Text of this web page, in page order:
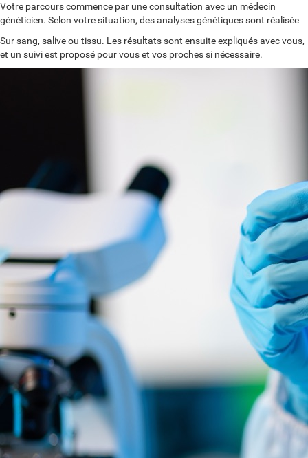
Votre parcours commence par une consultation avec un médecin
généticien. Selon votre situation, des analyses génétiques sont réalisée
Sur sang, salive ou tissu. Les résultats sont ensuite expliqués avec vous,
et un suivi est proposé pour vous et vos proches si nécessaire.